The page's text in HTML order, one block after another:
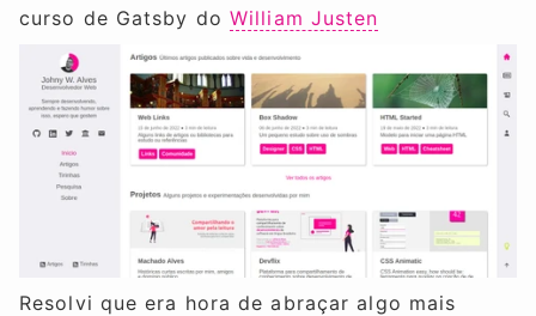
curso de Gatsby do William Justen
Resolvi que era hora de abraçar algo mais